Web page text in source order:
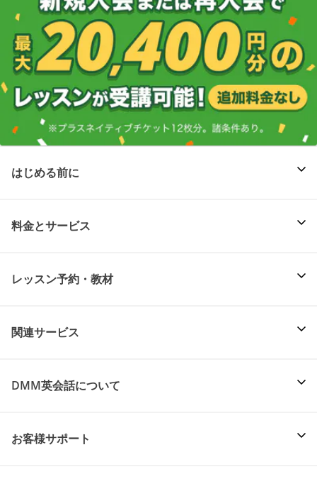
はじめる前に
料金とサービス
レッスン予約・教材
関連サービス
DMM英会話について
お客様サポート